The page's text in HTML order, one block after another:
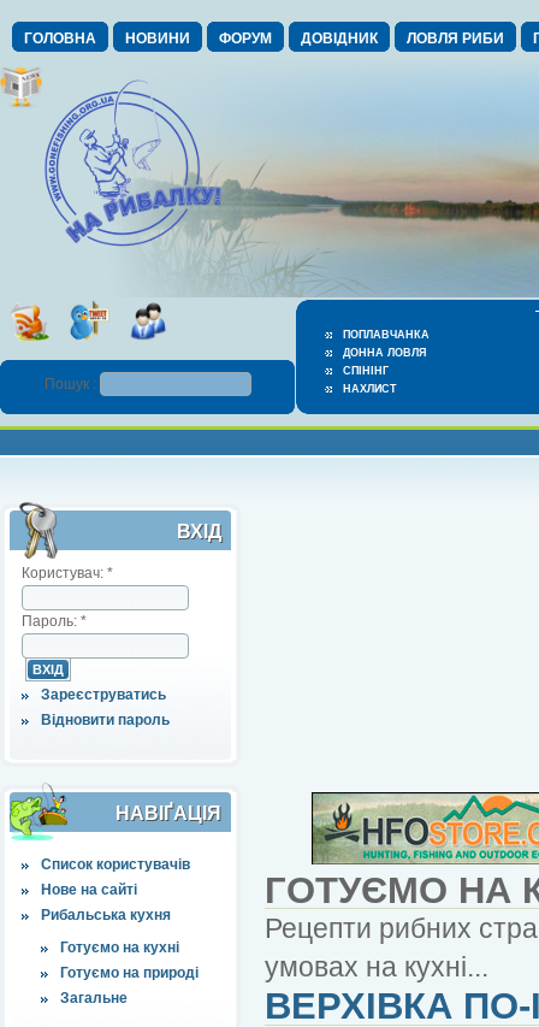
ГОЛОВНА НОВИНИ ФОРУМ ДОВІДНИК ЛОВЛЯ РИБИ
ПОПЛАВЧАНКА
ДОННА ЛОВЛЯ
СПІНІНГ
НАХЛИСТ
Пошук :
ВХІД
Користувач: *
Пароль: *
Зареєструватись
Відновити пароль
НАВІҐАЦІЯ
Список користувачів
Нове на сайті
Рибальська кухня
Готуємо на кухні
Готуємо на природі
Загальне
ГОТУЄМО НА
Рецепти рибних
умовах на кухні...
ВЕРХІВКА ПО-